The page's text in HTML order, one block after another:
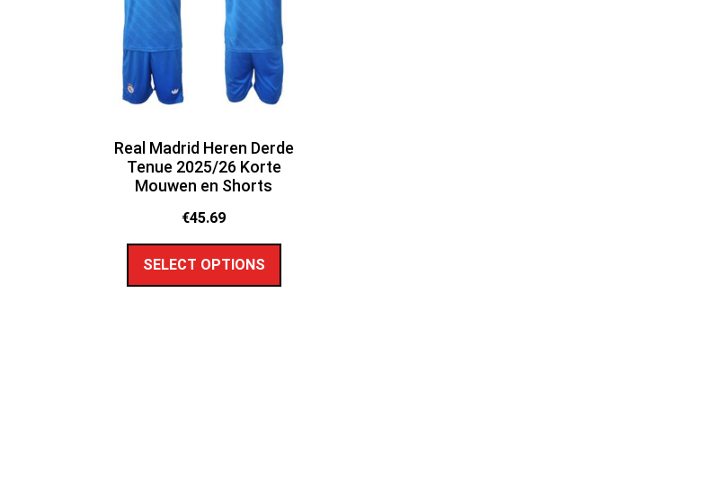
Real Madrid Heren Derde
Tenue 2025/26 Korte
Mouwen en Shorts
€45.69
SELECT OPTIONS